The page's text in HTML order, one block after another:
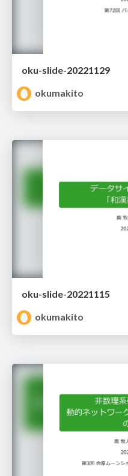
oku-slide-20221129
okumakito
oku-slide-20221115
okumakito